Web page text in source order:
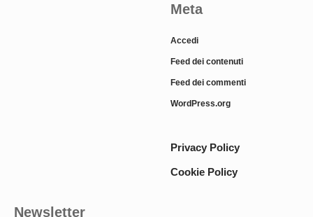
Meta
Accedi
Feed dei contenuti
Feed dei commenti
WordPress.org
Privacy Policy
Cookie Policy
Newsletter